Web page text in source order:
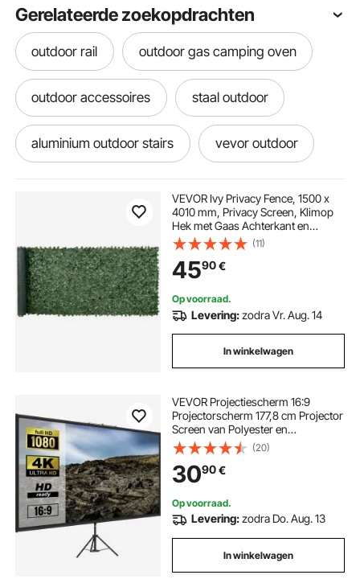
Gerelateerde zoekopdrachten
outdoor rail outdoor gas camping oven
outdoor accessoires staal outdoor
aluminium outdoor stairs vevor outdoor
golf pop up indoor outdoor chipping net
outdoor frame
outdoor tuin
kinder trampoline outdoor
VEVOR Ivy Privacy Fence, 1500 x
4010 mm, Privacy Screen, Klimop
Hek met Gaas Achterkant en
Versterkte Verbinding, Kunstmatige
Heggen met Wijnbladeren als
Decoratie voor Tuin, Tuin, Balkon
(11)
4590€
Op voorraad.
Levering:zodra Vr. Aug. 14
In winkelwagen
VEVOR Projectiescherm 16:9
Projectorscherm 177,8 cm Projector
Screen van Polyester en
Aluminiumlegering met Verstelbaar
Aluminium Statief en 160 Graden
Kijkhoek voor Thuisbioscoop,
Vergaderruimte, enz
(20)
3090€
Op voorraad.
Levering:zodra Do. Aug. 13
In winkelwagen